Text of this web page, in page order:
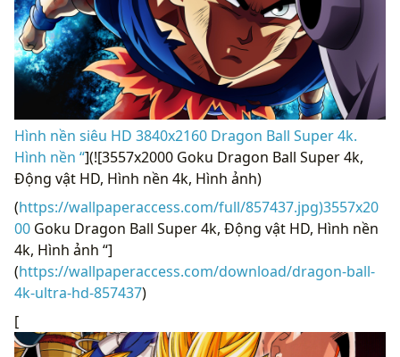
Hình nền siêu HD 3840x2160 Dragon Ball Super 4k.
Hình nền “](![3557x2000 Goku Dragon Ball Super 4k,
Động vật HD, Hình nền 4k, Hình ảnh)
(https://wallpaperaccess.com/full/857437.jpg)3557x20
00 Goku Dragon Ball Super 4k, Động vật HD, Hình nền
4k, Hình ảnh “]
(https://wallpaperaccess.com/download/dragon-ball-
4k-ultra-hd-857437)
[